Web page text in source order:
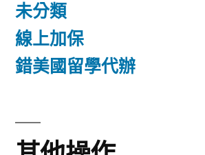
未分類
線上加保
錯美國留學代辦